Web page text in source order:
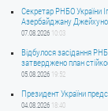
Секретар РНБО України
Азербайджану
07.08.2026 10:03
Відбулося засідання
затверджено план
05.08.2026 19:52
Президент України
04.08.2026 18:40